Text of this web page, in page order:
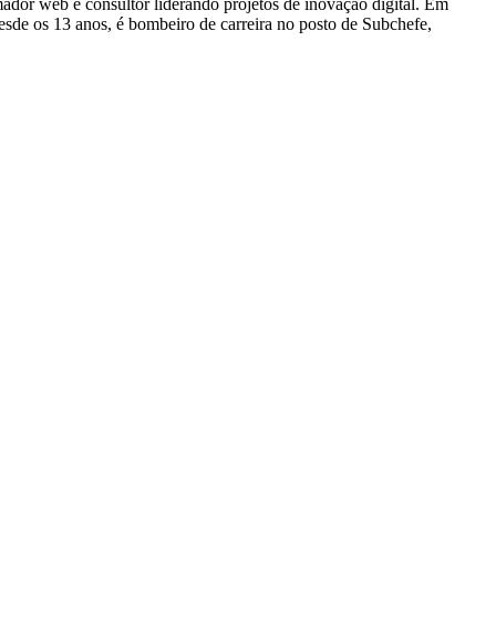
os 13 anos, é bombeiro de carreira no posto de Subchefe,